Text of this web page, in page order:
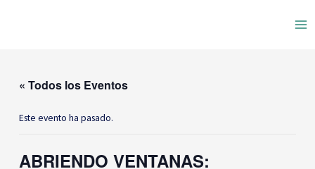
« Todos los Eventos
Este evento ha pasado.
ABRIENDO VENTANAS: